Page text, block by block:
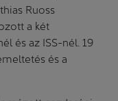
Ruoss
a két
és az ISS-nél. 19
és a